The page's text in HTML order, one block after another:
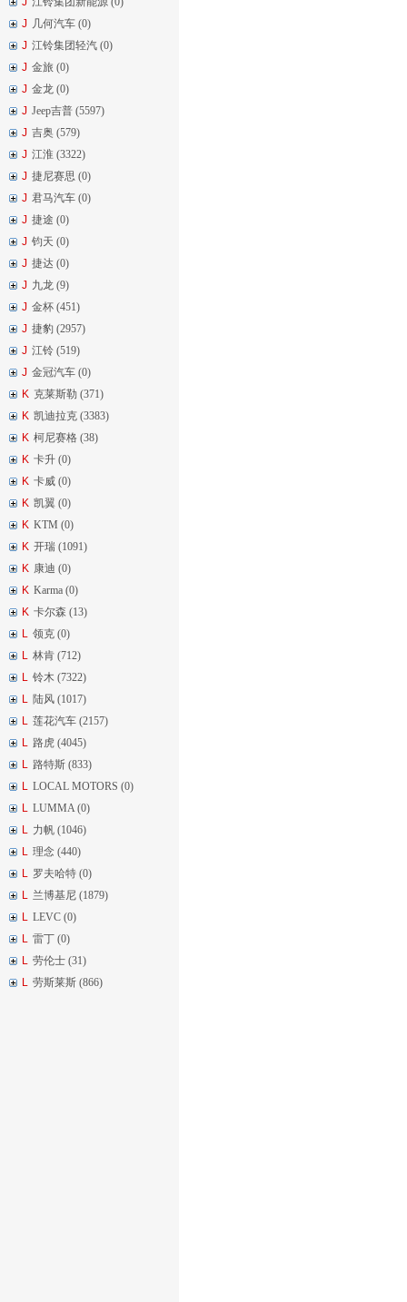
J 几何汽车 (0)
J 江铃集团轻汽 (0)
J 金旅 (0)
J 金龙 (0)
J Jeep吉普 (5597)
J 吉奥 (579)
J 江淮 (3322)
J 捷尼赛思 (0)
J 君马汽车 (0)
J 捷途 (0)
J 钧天 (0)
J 捷达 (0)
J 九龙 (9)
J 金杯 (451)
J 捷豹 (2957)
J 江铃 (519)
J 金冠汽车 (0)
K 克莱斯勒 (371)
K 凯迪拉克 (3383)
K 柯尼赛格 (38)
K 卡升 (0)
K 卡威 (0)
K 凯翼 (0)
K KTM (0)
K 开瑞 (1091)
K 康迪 (0)
K Karma (0)
K 卡尔森 (13)
L 领克 (0)
L 林肯 (712)
L 铃木 (7322)
L 陆风 (1017)
L 莲花汽车 (2157)
L 路虎 (4045)
L 路特斯 (833)
L LOCAL MOTORS (0)
L LUMMA (0)
L 力帆 (1046)
L 理念 (440)
L 罗夫哈特 (0)
L 兰博基尼 (1879)
L LEVC (0)
L 雷丁 (0)
L 劳伦士 (31)
L 劳斯莱斯 (866)